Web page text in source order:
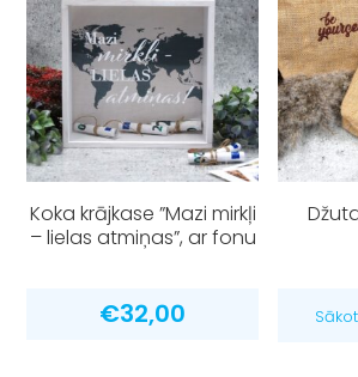
Koka krājkase ”Mazi mirkļi
– lielas atmiņas”, ar fonu
€32,00